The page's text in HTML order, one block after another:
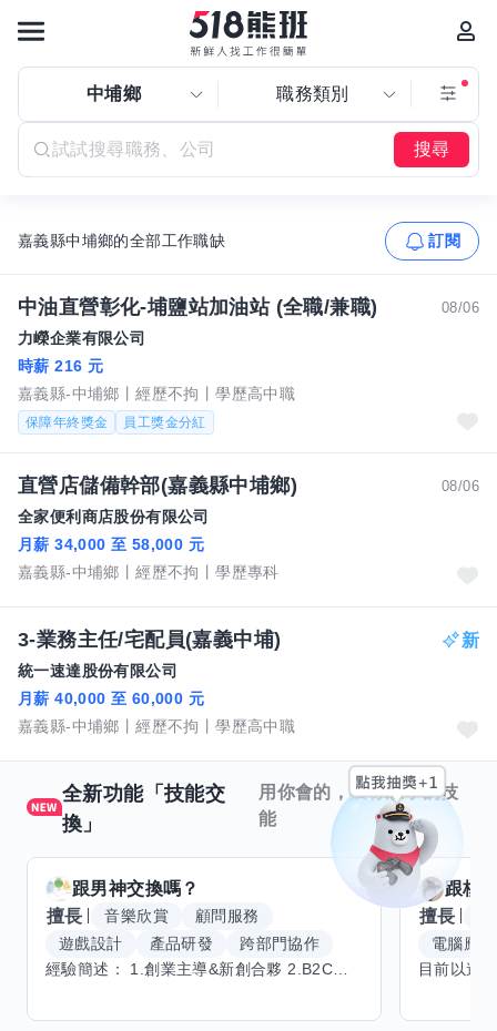
中埔鄉 職務類別
搜尋
嘉義縣中埔鄉的全部工作職缺 訂閱
08/06
中油直營彰化-埔鹽站加油站 (全職/兼職)
力嶸企業有限公司
時薪 216 元
嘉義縣-中埔鄉
經歷不拘 學歷高中職
保障年終獎金 員工獎金分紅
08/06
直營店儲備幹部(嘉義縣中埔鄉)
全家便利商店股份有限公司
月薪 34,000 至 58,000 元
嘉義縣-中埔鄉
經歷不拘 學歷專科
3-業務主任/宅配員(嘉義中埔)
統一速達股份有限公司
月薪 40,000 至 60,000 元
嘉義縣-中埔鄉
經歷不拘 學歷高中職
全新功能「技能交
換」
用你會的，換你想學的技
能
跟男神交換嗎？
擅長
音樂欣賞
顧問服務
遊戲設計
產品研發
跨部門協作
跟核
擅長
電腦應